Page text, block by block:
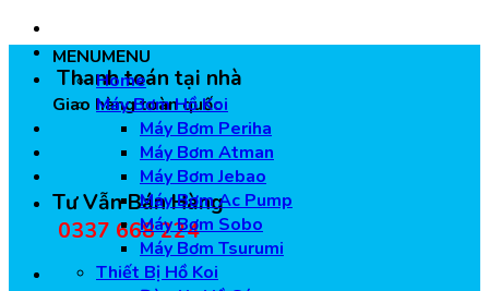
Thanh toán tại nhà
Giao hàng toàn quốc
Tư Vẫn Bán Hàng
0337 668 224
MENUMENU
Home
Máy Bơm Hồ Koi
Máy Bơm Periha
Máy Bơm Atman
Máy Bơm Jebao
Máy Bơm Ac Pump
Máy Bơm Sobo
Máy Bơm Tsurumi
Thiết Bị Hồ Koi